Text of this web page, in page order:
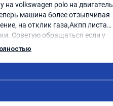
на volkswagen polo на двигатель
машина более отзывчивая
на отклик газа,Акпп листает
Советую обращаться если у
проблемы с автомобилем